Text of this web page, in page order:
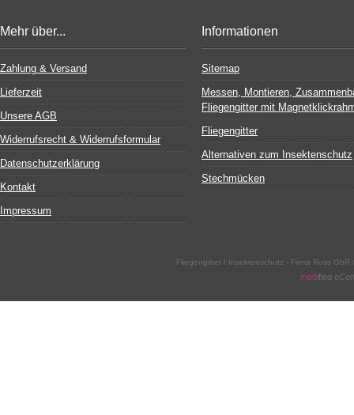
Mehr über...
Zahlung & Versand
Lieferzeit
Unsere AGB
Widerrufsrecht & Widerrufsformular
Datenschutzerklärung
Kontakt
Impressum
Informationen
Sitemap
Messen, Montieren,
Fliegengitter mit
Fliegengitter
Alternativen zum Insektenschutz
Stechmücken
Fliegengitter / Insektenschutz - Firma Ross
modified